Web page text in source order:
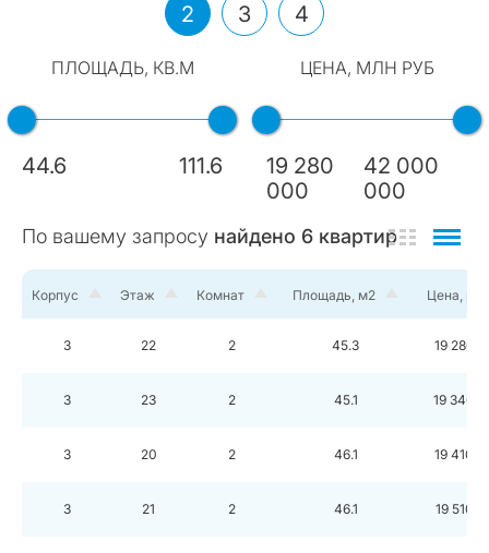
2 3 4
ПЛОЩАДЬ, КВ.М
44.6 111.6
ЦЕНА, МЛН РУБ
19 280
000
42 000
000
По вашему запросу найдено 6 квартир
Корпус Этаж Комнат Площадь, м2 Цена, руб
3 22 2 45.3 19 280
3 23 2 45.1 19 340
3 20 2 46.1 19 410
3 21 2 46.1 19 510